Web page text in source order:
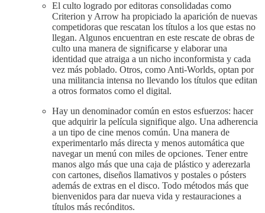
El culto logrado por editoras consolidadas como
Criterion y Arrow ha propiciado la aparición de nuevas
competidoras que rescatan los títulos a los que estas no
llegan. Algunos encuentran en este rescate de obras de
culto una manera de significarse y elaborar una
identidad que atraiga a un nicho inconformista y cada
vez más poblado. Otros, como Anti-Worlds, optan por
una militancia intensa no llevando los títulos que editan
a otros formatos como el digital.
Hay un denominador común en estos esfuerzos: hacer
que adquirir la película signifique algo. Una adherencia
a un tipo de cine menos común. Una manera de
experimentarlo más directa y menos automática que
navegar un menú con miles de opciones. Tener entre
manos algo más que una caja de plástico y aderezarla
con cartones, diseños llamativos y postales o pósters
además de extras en el disco. Todo métodos más que
bienvenidos para dar nueva vida y restauraciones a
títulos más recónditos.